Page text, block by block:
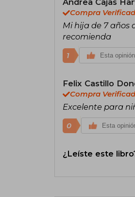
Compra
Mi hija de 7 años
recomienda
1 Esta
Felix Castillo
Compra
Excelente para
0 Esta
¿Leíste este